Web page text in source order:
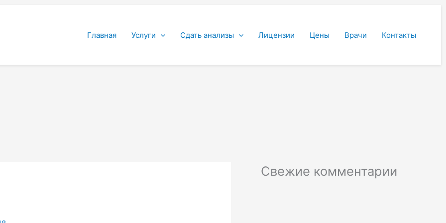
Главная Услуги Сдать анализы Лицензии Цены Врачи Контакты
Свежие комментарии